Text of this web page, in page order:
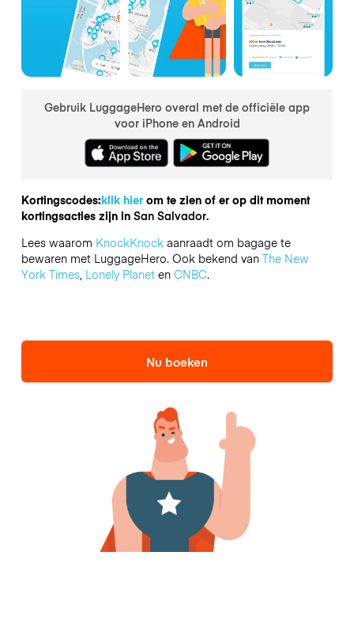
Gebruik LuggageHero overal met de officiële app
voor iPhone en Android
Kortingscodes:klik hierom te zien of er op dit moment
kortingsacties zijn in San Salvador.
Lees waarom KnockKnockaanraadt om bagage te
bewaren met LuggageHero. Ook bekend van The New
York Times, Lonely Planeten CNBC.
Nu boeken